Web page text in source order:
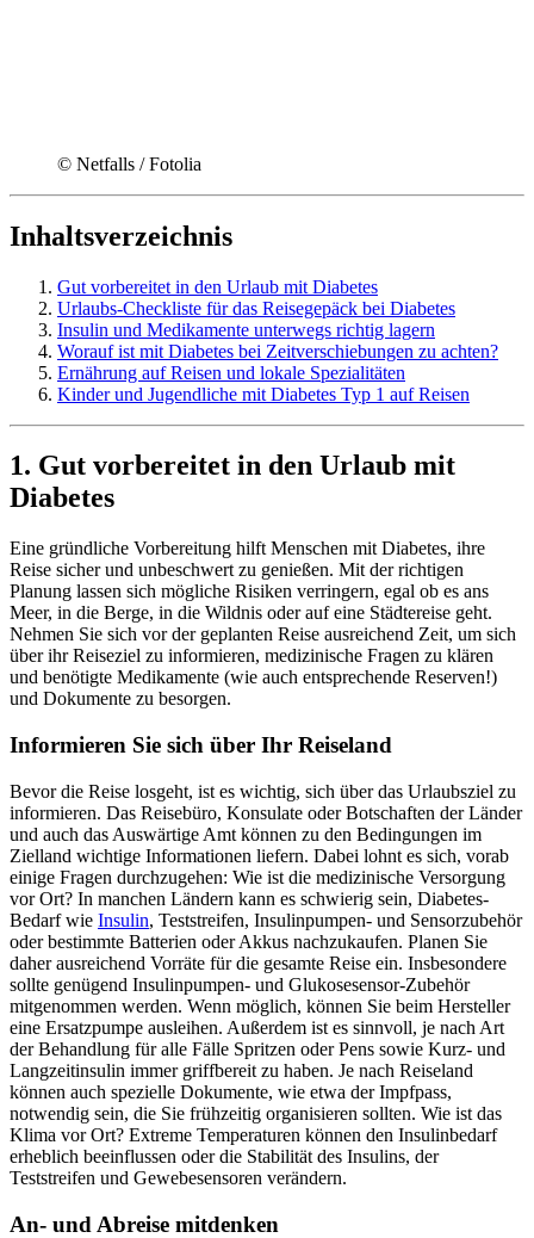
© Netfalls / Fotolia
Inhaltsverzeichnis
Gut vorbereitet in den Urlaub mit Diabetes
Urlaubs-Checkliste für das Reisegepäck bei Diabetes
Insulin und Medikamente unterwegs richtig lagern
Worauf ist mit Diabetes bei Zeitverschiebungen zu achten?
Ernährung auf Reisen und lokale Spezialitäten
Kinder und Jugendliche mit Diabetes Typ 1 auf Reisen
1. Gut vorbereitet in den Urlaub mit
Diabetes
Eine gründliche Vorbereitung hilft Menschen mit Diabetes, ihre
Reise sicher und unbeschwert zu genießen. Mit der richtigen
Planung lassen sich mögliche Risiken verringern, egal ob es ans
Meer, in die Berge, in die Wildnis oder auf eine Städtereise geht.
Nehmen Sie sich vor der geplanten Reise ausreichend Zeit, um sich
über ihr Reiseziel zu informieren, medizinische Fragen zu klären
und benötigte Medikamente (wie auch entsprechende Reserven!)
und Dokumente zu besorgen.
Informieren Sie sich über Ihr Reiseland
Bevor die Reise losgeht, ist es wichtig, sich über das Urlaubsziel zu
informieren. Das Reisebüro, Konsulate oder Botschaften der Länder
und auch das Auswärtige Amt können zu den Bedingungen im
Zielland wichtige Informationen liefern. Dabei lohnt es sich, vorab
einige Fragen durchzugehen: Wie ist die medizinische Versorgung
vor Ort? In manchen Ländern kann es schwierig sein, Diabetes-
Bedarf wie Insulin, Teststreifen, Insulinpumpen- und Sensorzubehör
oder bestimmte Batterien oder Akkus nachzukaufen. Planen Sie
daher ausreichend Vorräte für die gesamte Reise ein. Insbesondere
sollte genügend Insulinpumpen- und Glukosesensor-Zubehör
mitgenommen werden. Wenn möglich, können Sie beim Hersteller
eine Ersatzpumpe ausleihen. Außerdem ist es sinnvoll, je nach Art
der Behandlung für alle Fälle Spritzen oder Pens sowie Kurz- und
Langzeitinsulin immer griffbereit zu haben. Je nach Reiseland
können auch spezielle Dokumente, wie etwa der Impfpass,
notwendig sein, die Sie frühzeitig organisieren sollten. Wie ist das
Klima vor Ort? Extreme Temperaturen können den Insulinbedarf
erheblich beeinflussen oder die Stabilität des Insulins, der
Teststreifen und Gewebesensoren verändern.
An- und Abreise mitdenken